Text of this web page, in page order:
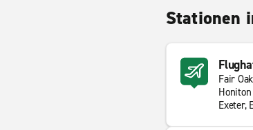
Stationen
Fair
Honiton
Exeter,